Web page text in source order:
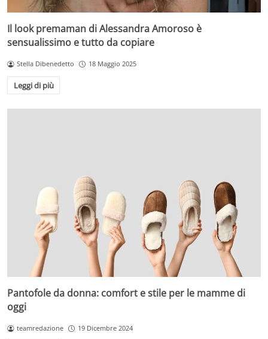
Il look premaman di Alessandra Amoroso è
sensualissimo e tutto da copiare
Stella Dibenedetto 18 Maggio 2025
Leggi di più
Pantofole da donna: comfort e stile per le mamme di
oggi
teamredazione 19 Dicembre 2024